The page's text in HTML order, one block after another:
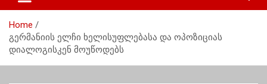
n
Home
გერმანიის ელჩი ხელისუფლებასა და ოპოზიციას
დიალოგისკენ მოუწოდებს